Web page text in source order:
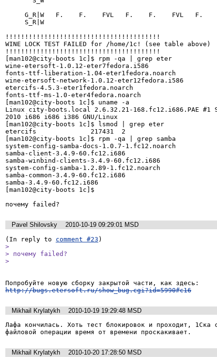
!!!!!!!!!!!!!!!!!!!!!!!!!!!!!!!!!!!!!!!!
WINE LOCK TEST FAILED for /home/1c! (see table above)
!!!!!!!!!!!!!!!!!!!!!!!!!!!!!!!!!!!!!!!!
[man102@city-boots 1c]$ rpm -qa | grep eter
wine-etersoft-1.0.12-eter7fedora.i586
fonts-ttf-liberation-1.04-eter1fedora.noarch
wine-etersoft-network-1.0.12-eter12fedora.i586
etercifs-4.5.3-eter1fedora.noarch
fonts-ttf-ms-1.0-eter4fedora.noarch
[man102@city-boots 1c]$ uname -a
Linux city-boots.local 2.6.32.21-168.fc12.i686.PAE #1
2010 i686 i686 i386 GNU/Linux
[man102@city-boots 1c]$ lsmod | grep eter
etercifs              217431  2
[man102@city-boots 1c]$ rpm -qa | grep samba
system-config-samba-docs-1.0.7-1.fc12.noarch
samba-client-3.4.9-60.fc12.i686
samba-winbind-clients-3.4.9-60.fc12.i686
system-config-samba-1.2.89-1.fc12.noarch
samba-common-3.4.9-60.fc12.i686
samba-3.4.9-60.fc12.i686
[man102@city-boots 1c]$
Pavel Shilovsky
2010-10-19 09:29:01 MSD
(In reply to comment #23
>
> почему failed?
>
http://bugs.etersoft.ru/show_bug.cgi?id=5990#c16
Mikhail Krylatykh
2010-10-19 19:29:48 MSD
Лафа кончилась. Хоть тест блокировок и проходит, 1Ска
файловой операции время от времени проскакивает.
Mikhail Krylatykh
2010-10-20 17:28:50 MSD